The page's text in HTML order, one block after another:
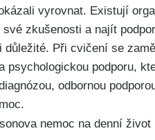
vyrovnat. Existují
zkušenosti a najít
důležité. Při cvičení se
psychologickou podporu,
odbornou